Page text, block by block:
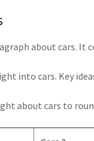
about cars. It
into cars. Key
about cars to